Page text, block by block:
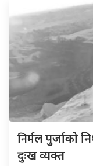
निर्मलपुर्जाको
दुःख व्यक्त